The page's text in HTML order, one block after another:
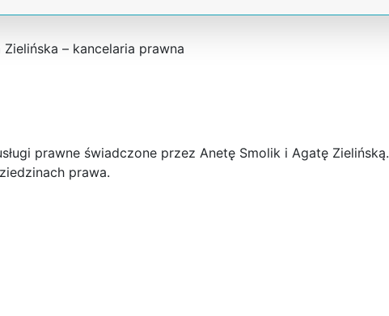
– kancelaria prawna
prawne świadczone przez Anetę Smolik i Agatę Zielińską.
prawa.